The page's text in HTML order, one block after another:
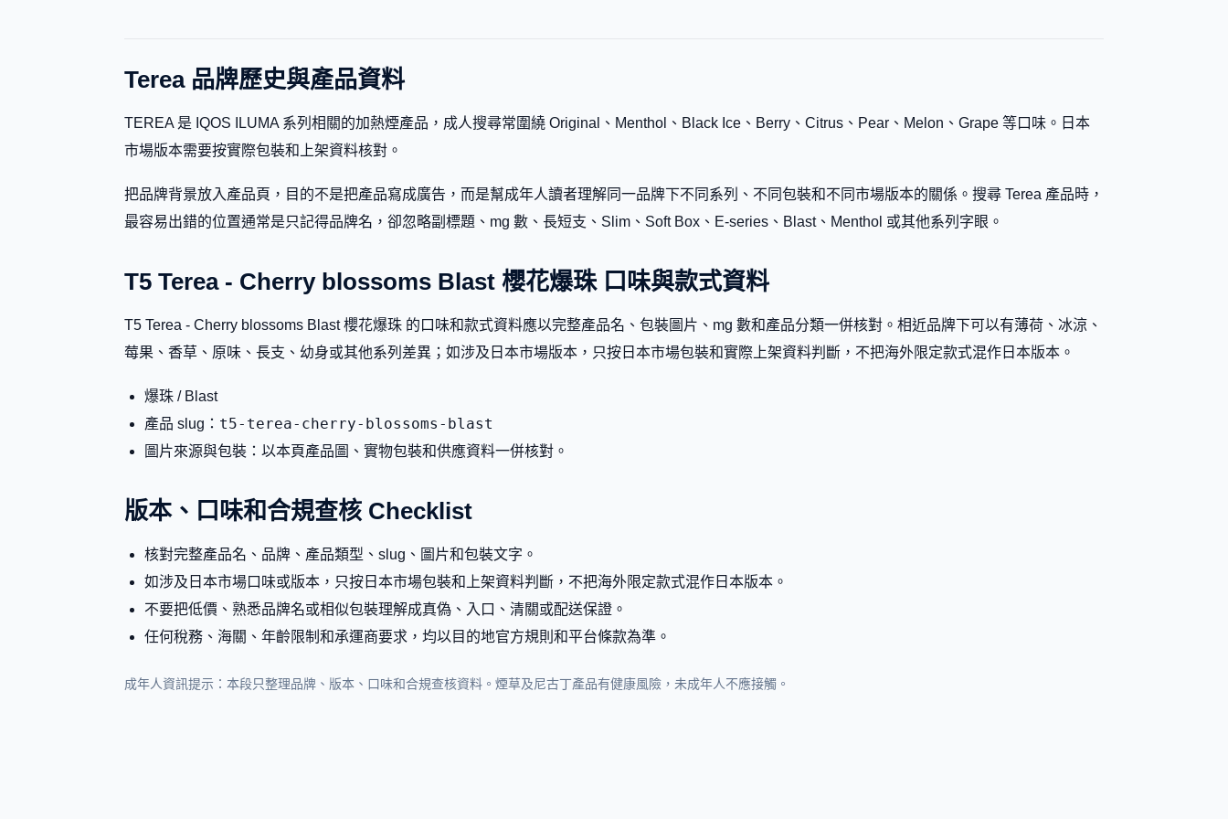
Terea 品牌歷史與產品資料
TEREA 是 IQOS ILUMA 系列相關的加熱煙產品，成人搜尋常圍繞 Original、Menthol、Black Ice、Berry、Citrus、Pear、Melon、Grape 等口味。日本
市場版本需要按實際包裝和上架資料核對。
把品牌背景放入產品頁，目的不是把產品寫成廣告，而是幫成年人讀者理解同一品牌下不同系列、不同包裝和不同市場版本的關係。搜尋 Terea 產品時，
最容易出錯的位置通常是只記得品牌名，卻忽略副標題、mg 數、長短支、Slim、Soft Box、E-series、Blast、Menthol 或其他系列字眼。
T5 Terea - Cherry blossoms Blast 櫻花爆珠 口味與款式資料
T5 Terea - Cherry blossoms Blast 櫻花爆珠 的口味和款式資料應以完整產品名、包裝圖片、mg 數和產品分類一併核對。相近品牌下可以有薄荷、冰涼、
莓果、香草、原味、長支、幼身或其他系列差異；如涉及日本市場版本，只按日本市場包裝和實際上架資料判斷，不把海外限定款式混作日本版本。
爆珠 / Blast
產品 slug： t5-terea-cherry-blossoms-blast
圖片來源與包裝：以本頁產品圖、實物包裝和供應資料一併核對。
版本、口味和合規查核 Checklist
核對完整產品名、品牌、產品類型、slug、圖片和包裝文字。
如涉及日本市場口味或版本，只按日本市場包裝和上架資料判斷，不把海外限定款式混作日本版本。
不要把低價、熟悉品牌名或相似包裝理解成真偽、入口、清關或配送保證。
任何稅務、海關、年齡限制和承運商要求，均以目的地官方規則和平台條款為準。
成年人資訊提示：本段只整理品牌、版本、口味和合規查核資料。煙草及尼古丁產品有健康風險，未成年人不應接觸。